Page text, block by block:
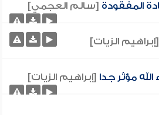
المفقودة [سالم العجمي]
[إبراهيم الزيات]
مؤثر جدا [إبراهيم الزيات]